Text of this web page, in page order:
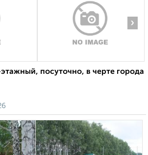
›
посуточно, в черте города